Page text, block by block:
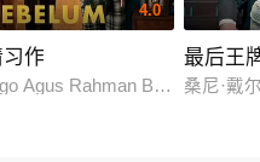
昂
4.0
作
Agus Rahman Bima Sena
最后王
桑尼·戴